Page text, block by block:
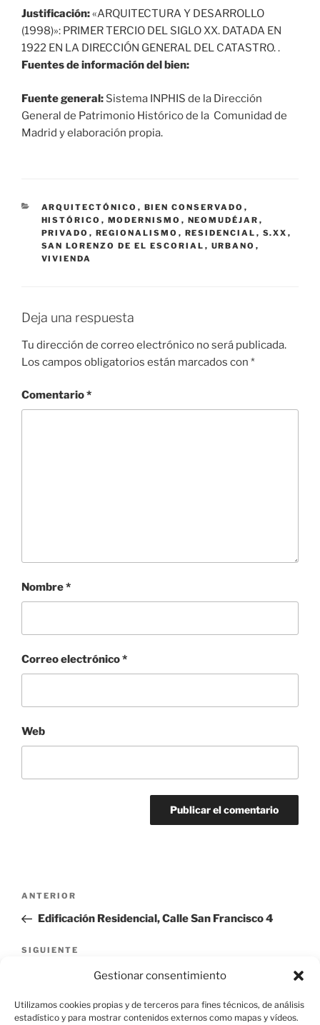
Gestionar consentimiento
Utilizamos cookies propias y de terceros para fines técnicos, de análisis
estadístico y para mostrar contenidos externos como mapas y vídeos.
Justificación:«ARQUITECTURA Y DESARROLLO
(1998)»: PRIMER TERCIO DEL SIGLO XX. DATADA EN
1922 EN LA DIRECCIÓN GENERAL DEL CATASTRO. .
Fuentes de información del bien:
Fuente general: Sistema INPHIS de la Dirección
General de Patrimonio Histórico de la Comunidad de
Madrid y elaboración propia.
CATEGORÍAS
ARQUITECTÓNICO , BIEN CONSERVADO ,
HISTÓRICO , MODERNISMO , NEOMUDÉJAR ,
PRIVADO , REGIONALISMO , RESIDENCIAL , S.XX ,
SAN LORENZO DE EL ESCORIAL , URBANO ,
VIVIENDA
Deja una respuesta
Tu dirección de correo electrónico no será publicada.
Los campos obligatorios están marcados con *
Comentario*
Nombre*
Correo electrónico*
Web
Navegación
entradas
Entrada
anterior:
ANTERIOR
Edificación Residencial, Calle San Francisco 4
Siguiente
SIGUIENTE
Casa de Guarda. Calleja Larga